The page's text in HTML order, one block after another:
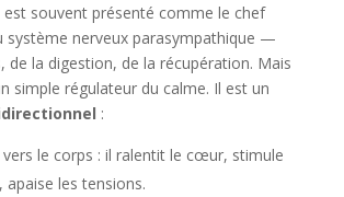
est souvent présenté comme le chef
système nerveux parasympathique —
de la digestion, de la récupération. Mais
simple régulateur du calme. Il est un
:
vers le corps : il ralentit le cœur, stimule
apaise les tensions.